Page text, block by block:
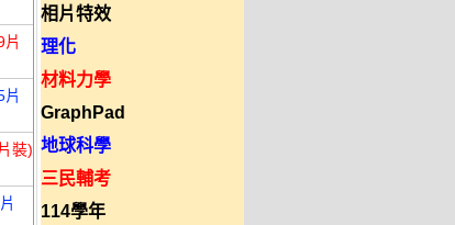
裝)
相片特效
理化
材料力學
GraphPad
地球科學
三民輔考
114學年